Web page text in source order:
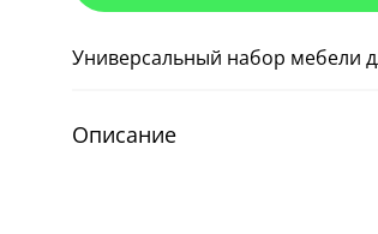
Универсальный набор мебели
Описание